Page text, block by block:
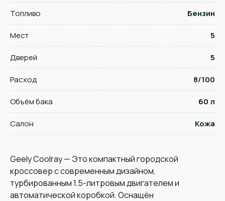
Топливо Бензин
Мест 5
Дверей 5
Расход 8/100
Объём бака 60 л
Салон Кожа
Geely Coolray — Это компактный городской
кроссовер с современным дизайном,
турбированным 1.5-литровым двигателем и
автоматической коробкой. Оснащён